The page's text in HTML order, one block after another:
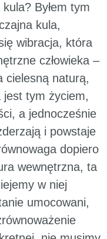
Byłem tym
kula,
wibracja, która
człowieka –
cielesną naturą,
tym życiem,
a jednocześnie
i powstaje
dopiero
wewnętrzna, ta
w niej
umocowani,